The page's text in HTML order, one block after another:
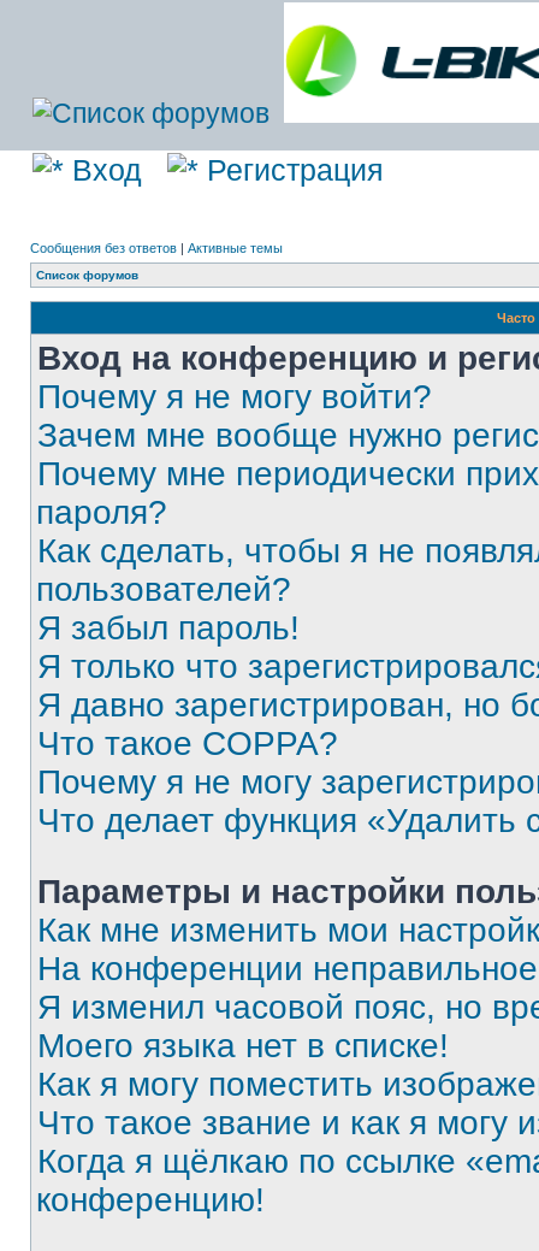
Вход Регистрация
Сообщения без ответов | Активные темы
Список форумов
Вход на конференцию и
Почему я не могу войти?
Зачем мне вообще нужно
Почему мне периодически
пароля?
Как сделать, чтобы я не
пользователей?
Я забыл пароль!
Я только что
Я давно зарегистрирован, но
Что такое COPPA?
Почему я не могу
Что делает функция «Удалить
Параметры и настройки
Как мне изменить мои
На конференции
Я изменил часовой пояс, но
Моего языка нет в списке!
Как я могу поместить
Что такое звание и как я могу
Когда я щёлкаю по ссылке
конференцию!